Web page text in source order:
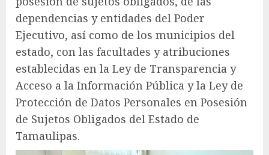
dependencias y entidades del Poder
Ejecutivo, así como de los municipios del
estado, con las facultades y atribuciones
establecidas en la Ley de Transparencia y
Acceso a la Información Pública y la Ley de
Protección de Datos Personales en Posesión
de Sujetos Obligados del Estado de
Tamaulipas.